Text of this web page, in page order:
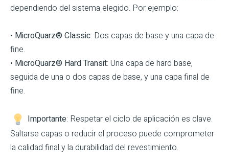
dependiendo del sistema elegido. Por ejemplo:
• MicroQuarz® Classic: Dos capas de base y una capa de
fine.
• MicroQuarz® Hard Transit: Una capa de hard base,
seguida de una o dos capas de base, y una capa final de
fine.
Importante: Respetar el ciclo de aplicación es clave.
Saltarse capas o reducir el proceso puede comprometer
la calidad final y la durabilidad del revestimiento.